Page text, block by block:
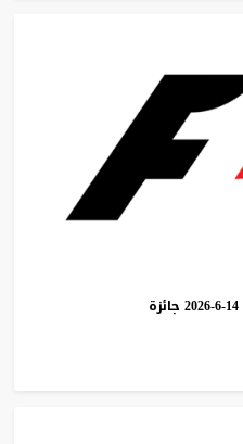
14-6-2026
جائزة